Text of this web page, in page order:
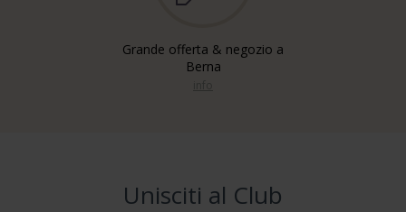
Grande offerta & negozio a
Berna
Unisciti al Club